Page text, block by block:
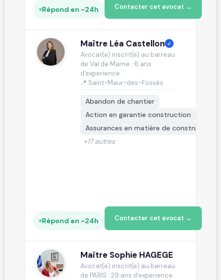
Répond en ~24h Contacter cet avocat →
Maître Léa Castellon ✓
Avocat(e) inscrit(e) au barreau
de Val de Marne · 6 ans
d'experience.
📍 Saint-Maur-des-Fossés
Abandon de chantier
Action en garantie construction
Assurances en matière de construction
+17 autres
Répond en ~24h Contacter cet avocat →
Maître Sophie HAGEGE
Avocat(e) inscrit(e) au barreau
de PARIS · 29 ans d'experience.